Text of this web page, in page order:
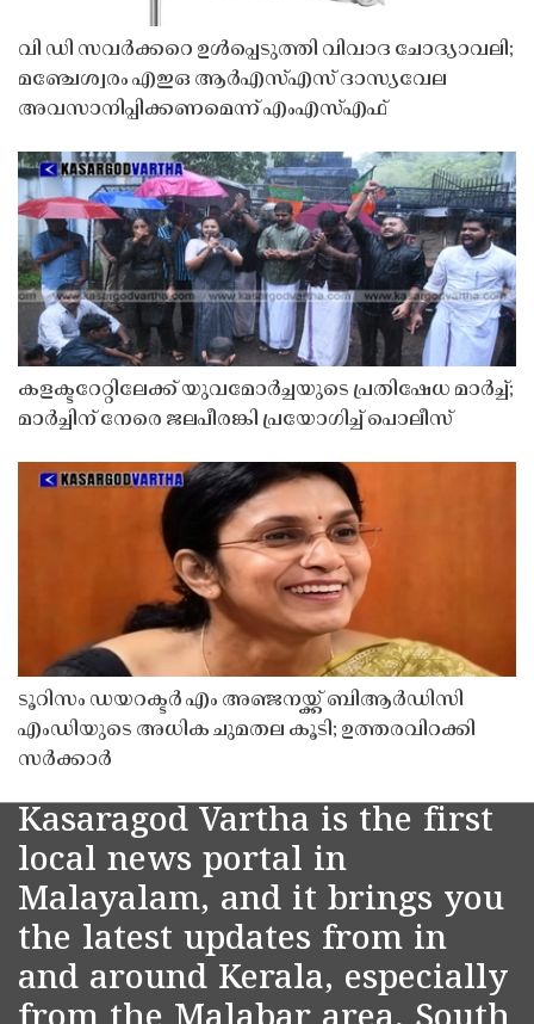
വി ഡി സവർക്കറെ ഉൾപ്പെടുത്തി വിവാദ ചോദ്യാവലി;
മഞ്ചേശ്വരം എഇഒ ആർഎസ്എസ് ദാസ്യവേല
അവസാനിപ്പിക്കണമെന്ന് എംഎസ്എഫ്
കളക്ടറേറ്റിലേക്ക് യുവമോർച്ചയുടെ പ്രതിഷേധ മാർച്ച്;
മാർച്ചിന് നേരെ ജലപീരങ്കി പ്രയോഗിച്ച് പൊലീസ്
ടൂറിസം ഡയറക്ടർ എം അഞ്ജനയ്ക്ക് ബിആർഡിസി
എംഡിയുടെ അധിക ചുമതല കൂടി; ഉത്തരവിറക്കി
സർക്കാർ
Kasaragod Vartha is the first
local news portal in
Malayalam, and it brings you
the latest updates from in
and around Kerala, especially